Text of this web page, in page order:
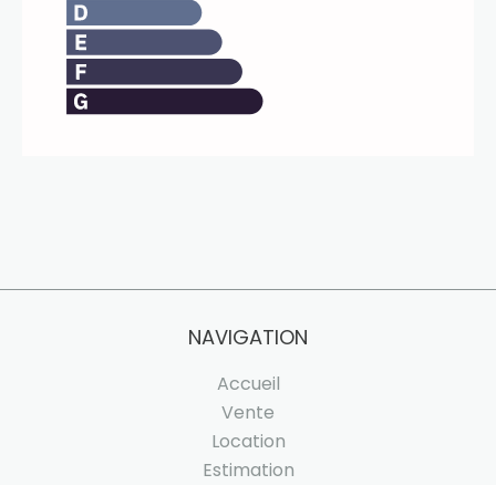
NAVIGATION
Accueil
Vente
Location
Estimation